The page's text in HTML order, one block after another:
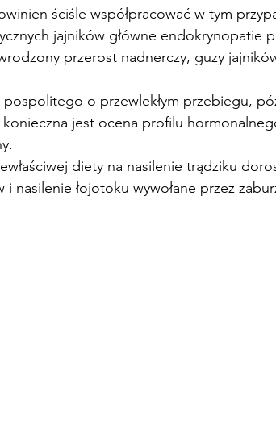
ściśle współpracować w tym
jajników główne endokrynopatie
przerost nadnerczy, guzy
o przewlekłym przebiegu,
jest ocena profilu
diety na nasilenie trądziku
nasilenie łojotoku wywołane przez